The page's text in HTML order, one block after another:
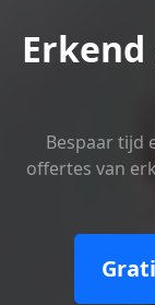
Bespaar tijd
offertes van